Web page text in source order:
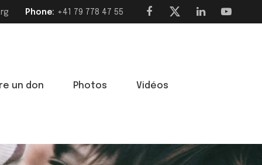
Phone: ‭+41 79 778 47 55‬
un don Photos Vidéos